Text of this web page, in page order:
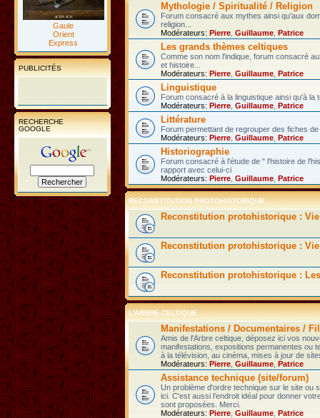
Gaule
Orient
Express
PUBLICITÉS
RECHERCHE
GOOGLE
Mythologie / Spiritualité / Religion
Forum consacré aux mythes ainsi qu'aux
religion...
Modérateurs: Pierre Guillaume Patrice
Les grands thèmes celtiques
Comme son nom l'indique, forum consacré
et histoire...
Modérateurs: Pierre Guillaume Patrice
Linguistique
Forum consacré à la linguistique ainsi qu'à la
Modérateurs: Pierre Guillaume Patrice
Littérature
Forum permettant de regrouper des fiches
Modérateurs: Pierre Guillaume Patrice
Historiographie
Forum consacré à l'étude de " l'histoire de
rapport avec celui-ci
Modérateurs: Pierre Guillaume Patrice
RECONSTITUTION PROTOHISTORIQUE
Reconstitution protohistorique :
Reconstitution protohistorique :
Reconstitution protohistorique :
L'ARBRE CELTIQUE
Manifestations / Documentaires /
Amis de l'Arbre celtique, déposez ici vos
manifestations, expositions permanentes ou
à la télévision, au cinéma, mises à jour de
Modérateurs: Pierre Guillaume Patrice
Assistance technique (site/forum)
Un problème d'ordre technique sur le site ou
ici. C'est aussi l'endroit idéal pour donner
sont proposées. Merci.
Modérateurs: Pierre Guillaume Patrice